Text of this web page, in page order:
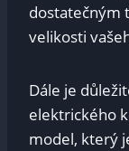
dostatečným
velikosti
Dále je
elektrického
model, který